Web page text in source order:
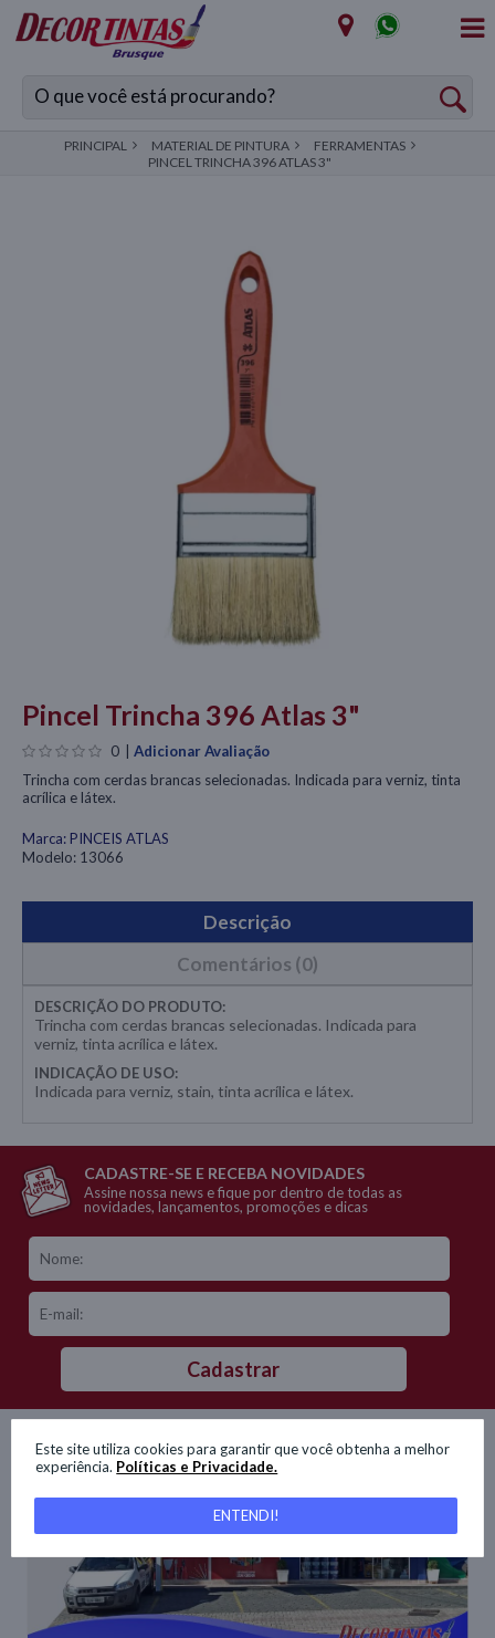
PRINCIPAL MATERIAL DE PINTURA
FERRAMENTAS
PINCEL TRINCHA 396 ATLAS 3"
Pincel Trincha 396 Atlas 3"
0
Adicionar Avaliação
Trincha com cerdas brancas selecionadas. Indicada para verniz, tinta
acrílica e látex.
Marca: PINCEIS ATLAS
Modelo: 13066
Descrição
Comentários (0)
DESCRIÇÃO DO PRODUTO:
Trincha com cerdas brancas selecionadas. Indicada para
verniz, tinta acrílica e látex.
INDICAÇÃO DE USO:
Indicada para verniz, stain, tinta acrílica e látex.
Este site utiliza cookies para garantir que você obtenha a melhor
experiência. Políticas e Privacidade.
ENTENDI!
CADASTRE-SE E RECEBA NOVIDADES
Assine nossa news e fique por dentro de todas as
novidades, lançamentos, promoções e dicas
Cadastrar